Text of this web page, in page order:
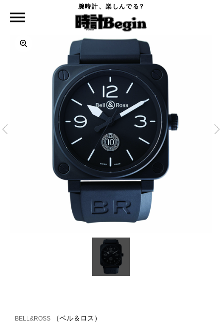
腕時計、楽しんでる?
BELL&ROSS BR01 10th アニバーサリー
BELL&ROSS （ベル＆ロス）